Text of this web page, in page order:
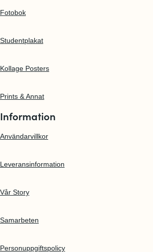
Fotobok
Studentplakat
Kollage Posters
Prints & Annat
Information
Användarvillkor
Leveransinformation
Vår Story
Samarbeten
Personuppgiftspolicy